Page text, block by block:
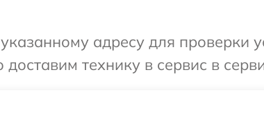
адресу для проверки
технику в сервис в